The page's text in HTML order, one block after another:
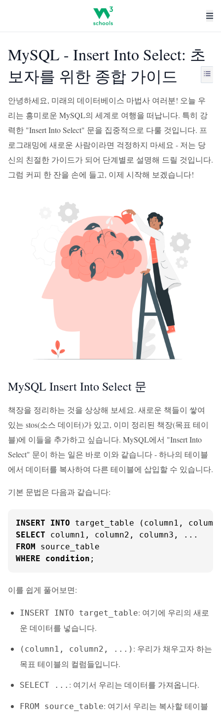
MySQL - Insert Into Select: 초
보자를 위한 종합 가이드
안녕하세요, 미래의 데이터베이스 마법사 여러분! 오늘 우
리는 흥미로운 MySQL의 세계로 여행을 떠납니다. 특히 강
력한 "Insert Into Select" 문을 집중적으로 다룰 것입니다. 프
로그래밍에 새로운 사람이라면 걱정하지 마세요 - 저는 당
신의 친절한 가이드가 되어 단계별로 설명해 드릴 것입니다.
그럼 커피 한 잔을 손에 들고, 이제 시작해 보겠습니다!
MySQL Insert Into Select 문
책장을 정리하는 것을 상상해 보세요. 새로운 책들이 쌓여
있는 stos(소스 데이터)가 있고, 이미 정리된 책장(목표 테이
블)에 이들을 추가하고 싶습니다. MySQL에서 "Insert Into
Select" 문이 하는 일은 바로 이와 같습니다 - 하나의 테이블
에서 데이터를 복사하여 다른 테이블에 삽입할 수 있습니다.
기본 문법은 다음과 같습니다:
INSERT
INTO
SELECT
FROM
WHERE
condition ;
이를 쉽게 풀어보면:
INSERT INTO target_table: 여기에 우리의 새로
운 데이터를 넣습니다.
(column1, column2, ...) : 우리가 채우고자 하는
목표 테이블의 컬럼들입니다.
SELECT ... : 여기서 우리는 데이터를 가져옵니다.
FROM source_table: 여기서 우리는 복사할 테이블